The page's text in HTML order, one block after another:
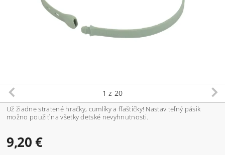
1 z 20
Už žiadne stratené hračky, cumlíky a fľaštičky! Nastaviteľný pásik
možno použiť na všetky detské nevyhnutnosti.
9,20 €